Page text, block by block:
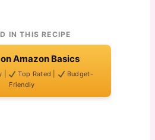
IN THIS RECIPE
Amazon Basics
| Top Rated |
Budget-
Friendly